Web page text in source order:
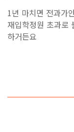
Copyright
DAEDUK
UNIVERSITY.
1년 마치면 전과가
재입학정원 초과로
하거든요